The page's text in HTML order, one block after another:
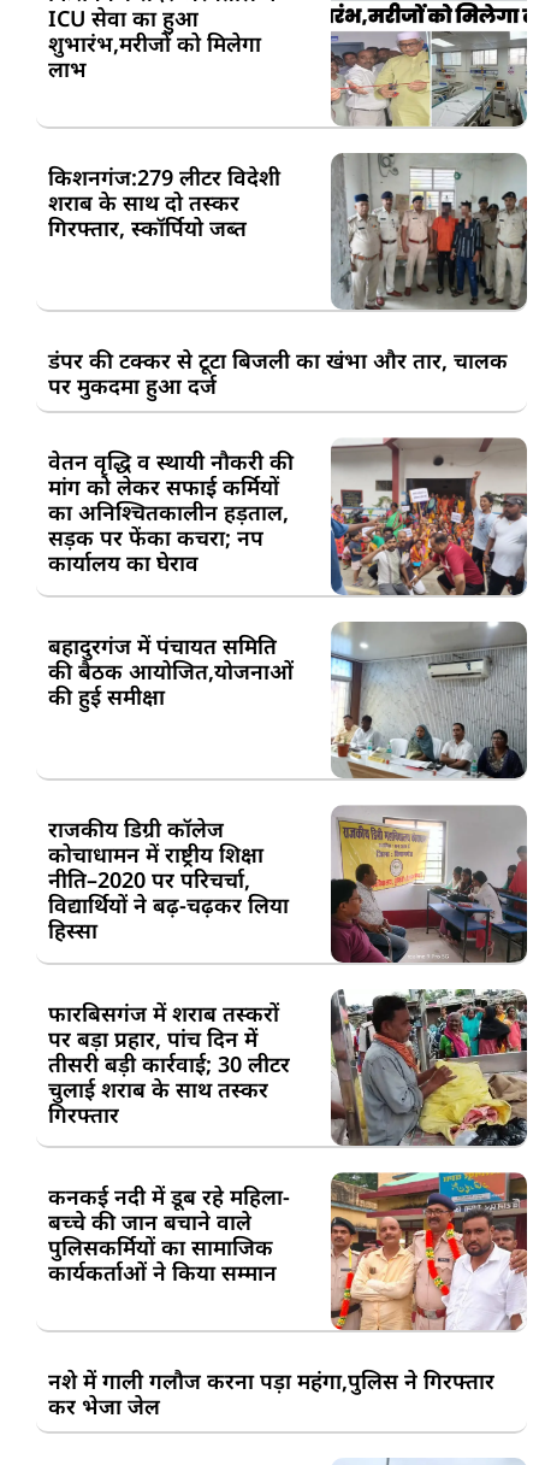
ICU सेवा का हुआ
शुभारंभ,मरीजों को मिलेगा
लाभ
किशनगंज:279 लीटर विदेशी
शराब के साथ दो तस्कर
गिरफ्तार, स्कॉर्पियो जब्त
डंपर की टक्कर से टूटा बिजली का खंभा और तार, चालक
पर मुकदमा हुआ दर्ज
वेतन वृद्धि व स्थायी नौकरी की
मांग को लेकर सफाई कर्मियों
का अनिश्चितकालीन हड़ताल,
सड़क पर फेंका कचरा; नप
कार्यालय का घेराव
बहादुरगंज में पंचायत समिति
की बैठक आयोजित,योजनाओं
की हुई समीक्षा
राजकीय डिग्री कॉलेज
कोचाधामन में राष्ट्रीय शिक्षा
नीति–2020 पर परिचर्चा,
विद्यार्थियों ने बढ़-चढ़कर लिया
हिस्सा
फारबिसगंज में शराब तस्करों
पर बड़ा प्रहार, पांच दिन में
तीसरी बड़ी कार्रवाई; 30 लीटर
चुलाई शराब के साथ तस्कर
गिरफ्तार
कनकई नदी में डूब रहे महिला-
बच्चे की जान बचाने वाले
पुलिसकर्मियों का सामाजिक
कार्यकर्ताओं ने किया सम्मान
नशे में गाली गलौज करना पड़ा महंगा,पुलिस ने गिरफ्तार
कर भेजा जेल